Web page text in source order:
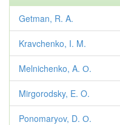
Getman, R. A.
Kravchenko, I. M.
Melnichenko, A. О.
Mirgorodsky, E. O.
Ponomaryоv, D. О.